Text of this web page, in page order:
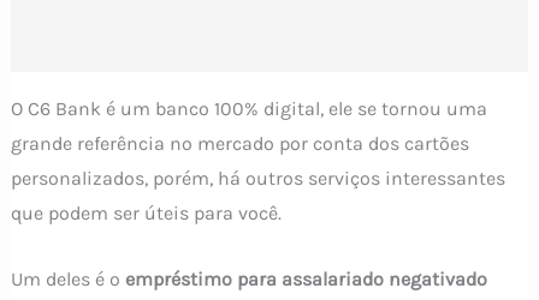
O C6 Bank é um banco 100% digital, ele se tornou uma
grande referência no mercado por conta dos cartões
personalizados, porém, há outros serviços interessantes
que podem ser úteis para você.
Um deles é o empréstimo para assalariado negativado